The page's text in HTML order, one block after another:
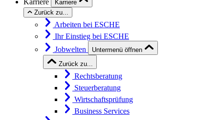
Karriere
Karriere
Zurück zu...
Arbeiten bei ESCHE
Ihr Einstieg bei ESCHE
Jobwelten
Untermenü öffnen
Zurück zu...
Rechtsberatung
Steuerberatung
Wirtschaftsprüfung
Business Services